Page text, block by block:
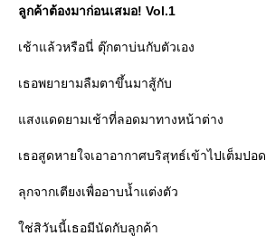
ลูกค้าต้องมาก่อนเสมอ! Vol.1
เช้าแล้วหรือนี่ ตุ๊กตาบ่นกับตัวเอง
เธอพยายามลืมตาขึ้นมาสู้กับ
สงแดดยามเช้าที่ลอดมาทางหน้าต่าง
เธอสูดหายใจเอาอากาศบริสุทธ์เข้าไปเต็มปอด
ลุกจากเตียงเพื่ออาบน้ำแต่งตัว
ช่สิวันนี้เธอมีนัดกับลูกค้า